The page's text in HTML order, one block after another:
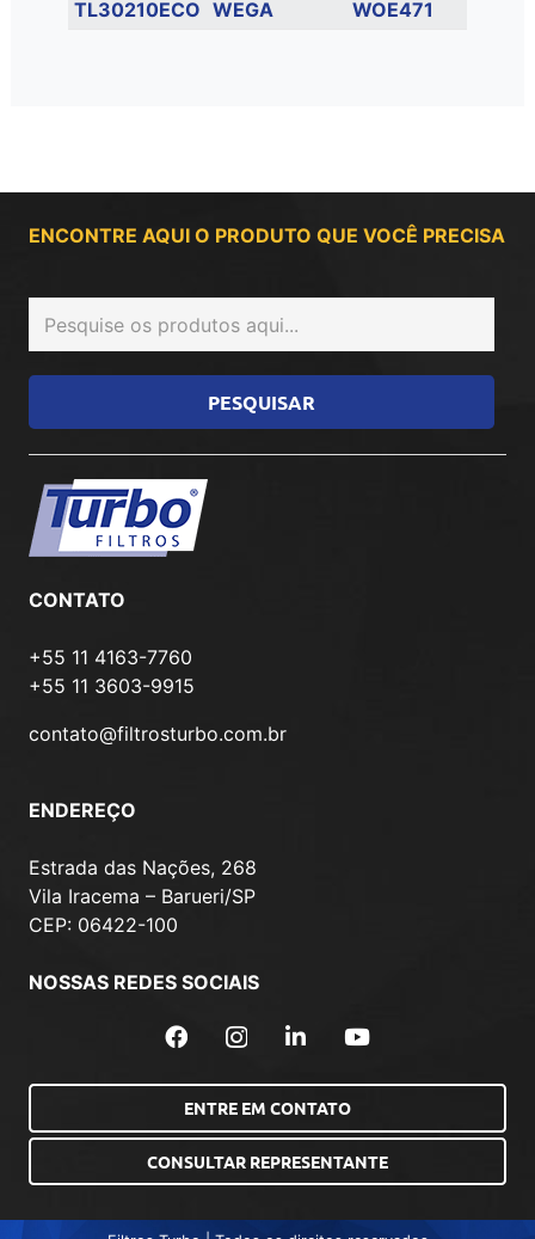
TL30210ECO WEGA WOE471
ENCONTRE AQUI O PRODUTO QUE VOCÊ PRECISA
CONTATO
+55 11 4163-7760
+55 11 3603-9915
contato@filtrosturbo.com.br
ENDEREÇO
Estrada das Nações, 268
Vila Iracema – Barueri/SP
CEP: 06422-100
NOSSAS REDES SOCIAIS
ENTRE EM CONTATO
CONSULTAR REPRESENTANTE